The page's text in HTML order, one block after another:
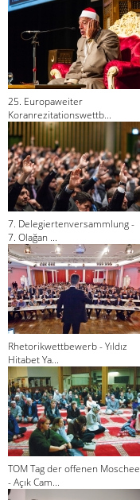
25. Europaweiter
Koranrezitationswettb...
7. Delegiertenversammlung -
7. Olağan ...
Rhetorikwettbewerb - Yıldız
Hitabet Ya...
TOM Tag der offenen Moschee
- Açık Cam...